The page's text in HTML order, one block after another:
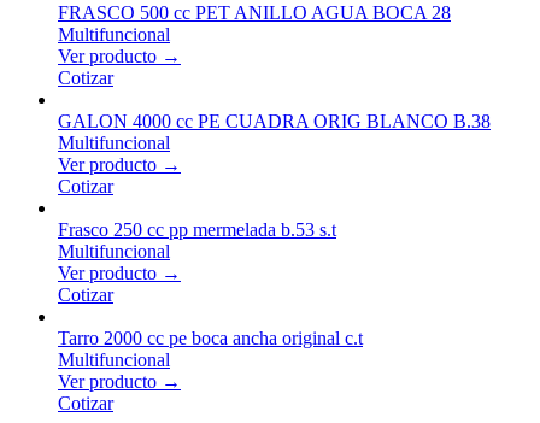
FRASCO 500 cc PET ANILLO AGUA BOCA 28
Multifuncional
Ver producto →
Cotizar
GALON 4000 cc PE CUADRA ORIG BLANCO B.38
Multifuncional
Ver producto →
Cotizar
Frasco 250 cc pp mermelada b.53 s.t
Multifuncional
Ver producto →
Cotizar
Tarro 2000 cc pe boca ancha original c.t
Multifuncional
Ver producto →
Cotizar